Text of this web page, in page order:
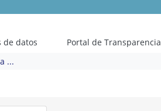
de datos Portal de Transparencia
...